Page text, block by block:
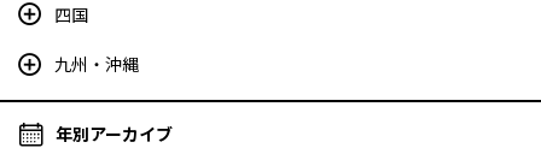
四国
九州・沖縄
年別アーカイブ